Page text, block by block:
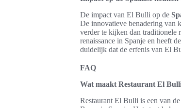
De impact van El Bulli op de
De innovatieve benadering van
verder te kijken dan traditionele
renaissance in Spanje en heeft
duidelijk dat de erfenis van El
FAQ
Wat maakt Restaurant El
Restaurant El Bulli is een van